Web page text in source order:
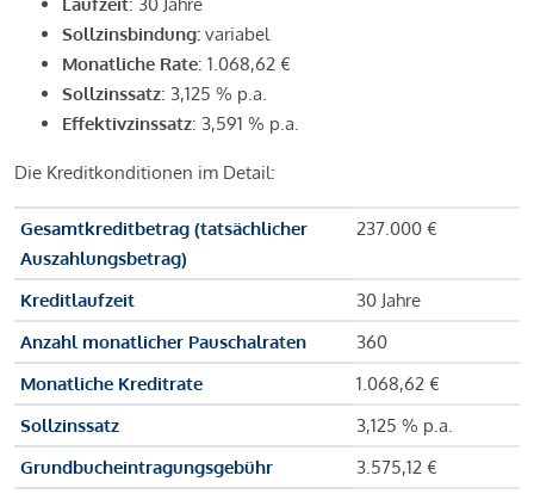
Sollzinsbindung: variabel
Monatliche Rate: 1.068,62 €
Sollzinssatz: 3,125 % p.a.
Effektivzinssatz: 3,591 % p.a.
Die Kreditkonditionen im Detail:
Gesamtkreditbetrag (tatsächlicher
Auszahlungsbetrag)
237.000 €
Kreditlaufzeit
30 Jahre
Anzahl monatlicher Pauschalraten
360
Monatliche Kreditrate
1.068,62 €
Sollzinssatz
3,125 % p.a.
Grundbucheintragungsgebühr
3.575,12 €